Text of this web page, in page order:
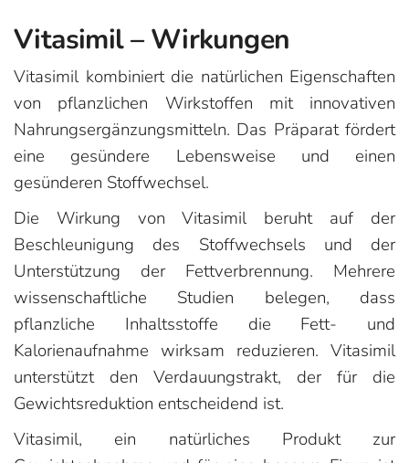
Vitasimil – Wirkungen
Vitasimil kombiniert die natürlichen Eigenschaften
von pflanzlichen Wirkstoffen mit innovativen
Nahrungsergänzungsmitteln. Das Präparat fördert
eine gesündere Lebensweise und einen
gesünderen Stoffwechsel.
Die Wirkung von Vitasimil beruht auf der
Beschleunigung des Stoffwechsels und der
Unterstützung der Fettverbrennung. Mehrere
wissenschaftliche Studien belegen, dass
pflanzliche Inhaltsstoffe die Fett- und
Kalorienaufnahme wirksam reduzieren. Vitasimil
unterstützt den Verdauungstrakt, der für die
Gewichtsreduktion entscheidend ist.
Vitasimil, ein natürliches Produkt zur